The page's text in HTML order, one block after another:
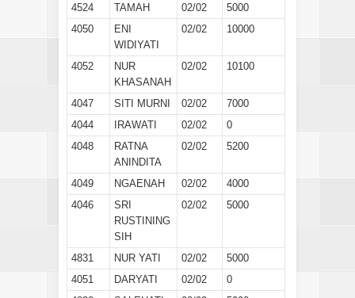
4524
TAMAH 02/02
5000
4050
ENI
WIDIYATI
02/02 10000
4052
NUR
KHASANAH
02/02 10100
4047 SITI MURNI 02/02
7000
4044
IRAWATI 02/02
0
4048
RATNA
ANINDITA
02/02 5200
4049 NGAENAH 02/02
4000
4046
SRI
RUSTINING
SIH
02/02 5000
4831 NUR YATI 02/02
5000
4051
DARYATI 02/02
0